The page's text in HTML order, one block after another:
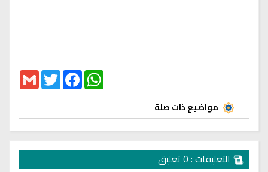
GmailTwitter
FacebookWhatsApp
مواضيع ذات صلة
التعليقات : 0 تعليق